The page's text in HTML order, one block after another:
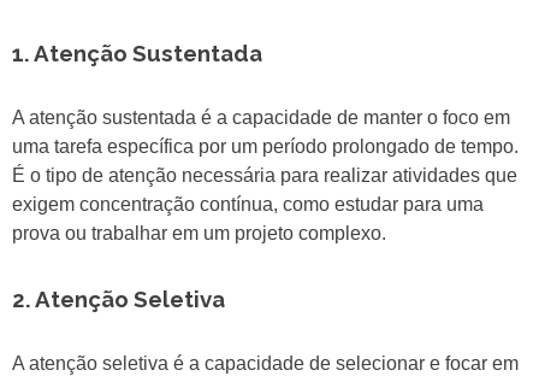
1. Atenção Sustentada
A atenção sustentada é a capacidade de manter o foco em
uma tarefa específica por um período prolongado de tempo.
É o tipo de atenção necessária para realizar atividades que
exigem concentração contínua, como estudar para uma
prova ou trabalhar em um projeto complexo.
2. Atenção Seletiva
A atenção seletiva é a capacidade de selecionar e focar em